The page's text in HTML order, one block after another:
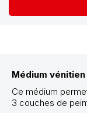
Médium vénitien
Ce médium
3 couches de